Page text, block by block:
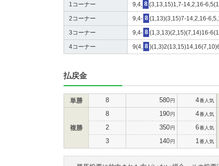
1コーナー 9,4, 8 (3,13,15)1,7-14,2,16-
2コーナー 9,4- 8 (1,13)(3,15)7-14,2,16-
3コーナー 9,4- 8 (1,3,13)(2,15)(7,14)16-
4コーナー 9(4, 8
払戻金
単勝 8 580円 4番人気
複勝
8 190円 4番人気
2 350円 6番人気
3 140円 1 番人気